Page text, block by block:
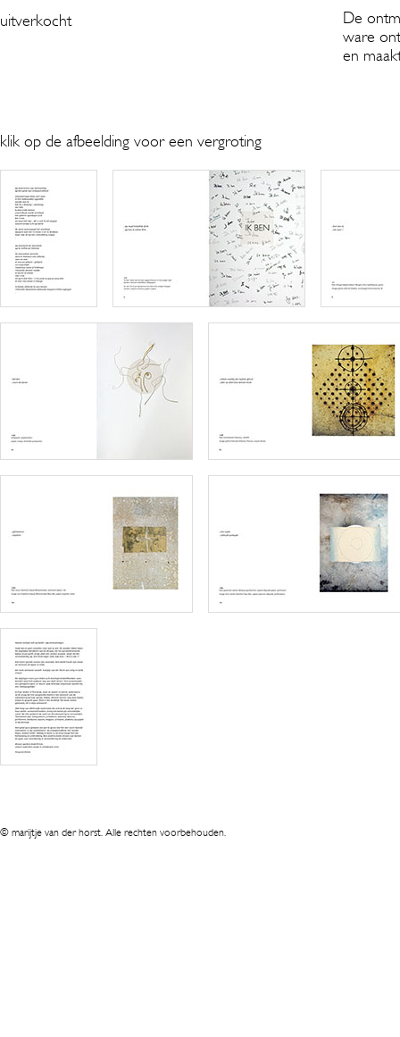
uitverkocht
De
ware
en
klik op de afbeelding voor een vergroting
© marijtje van der horst. Alle rechten voorbehouden.